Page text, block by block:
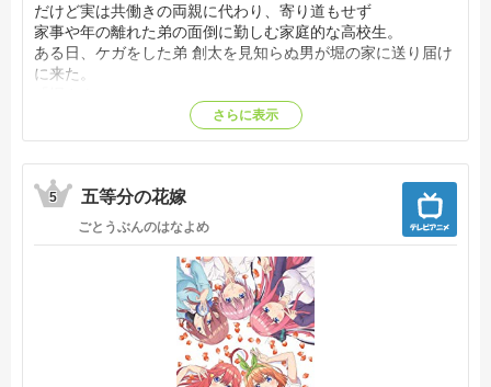
だけど実は共働きの両親に代わり、寄り道もせず
家事や年の離れた弟の面倒に勤しむ家庭的な高校生。
ある日、ケガをした弟 創太を見知らぬ男が堀の家に送り届け
に来た。
そう呼ばれ話してみると、実は彼はクラスメイトで――
クラス一のモテ女子とネクラ男子が出逢ったら！？
青春が詰まった超微炭酸系スクールライフ！【公式サイト他
参照】
さらに表示
5 五等分の花嫁
ごとうぶんのはなよめ